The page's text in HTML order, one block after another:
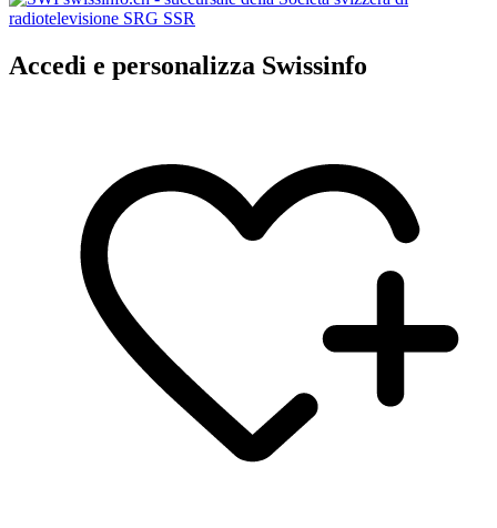
Accedi e personalizza Swissinfo